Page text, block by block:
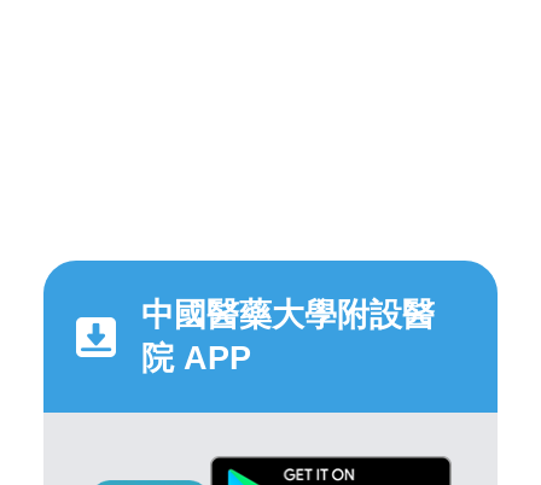
中國醫藥大學附設醫
院 APP